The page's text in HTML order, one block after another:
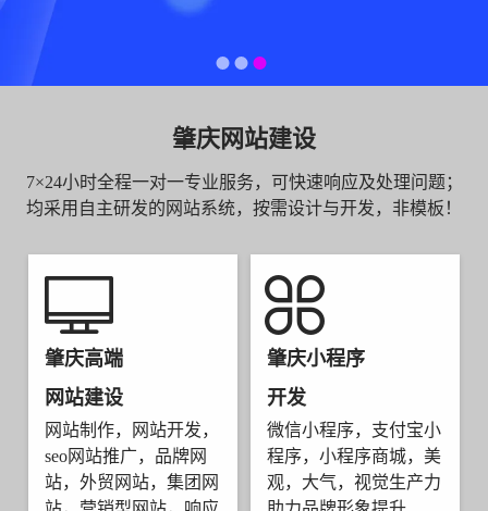
肇庆网站建设
7×24小时全程一对一专业服务，可快速响应及处理问题；
均采用自主研发的网站系统，按需设计与开发，非模板！
肇庆高端
网站建设
网站制作，网站开发，
seo网站推广，品牌网
站，外贸网站，集团网
肇庆小程序
开发
微信小程序，支付宝小
程序，小程序商城，美
观，大气，视觉生产力